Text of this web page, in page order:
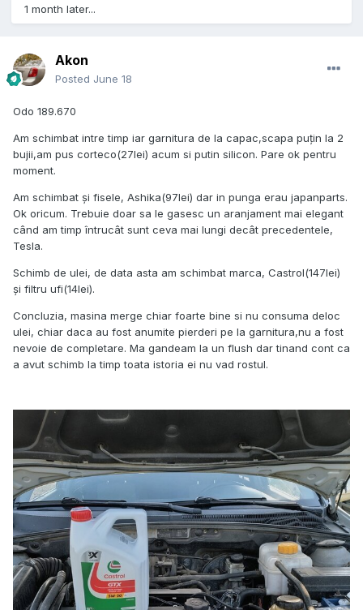
1 month later...
Akon
Posted June 18
Odo 189.670
Am schimbat intre timp iar garnitura de la capac,scapa puțin la 2
bujii,am pus corteco(27lei) acum si putin silicon. Pare ok pentru
moment.
Am schimbat și fisele, Ashika(97lei) dar in punga erau japanparts.
Ok oricum. Trebuie doar sa le gasesc un aranjament mai elegant
când am timp întrucât sunt ceva mai lungi decât precedentele,
Tesla.
Schimb de ulei, de data asta am schimbat marca, Castrol(147lei)
și filtru ufi(14lei).
Concluzia, masina merge chiar foarte bine si nu consuma deloc
ulei, chiar daca au fost anumite pierderi pe la garnitura,nu a fost
nevoie de completare. Ma gandeam la un flush dar tinand cont ca
a avut schimb la timp toata istoria ei nu vad rostul.